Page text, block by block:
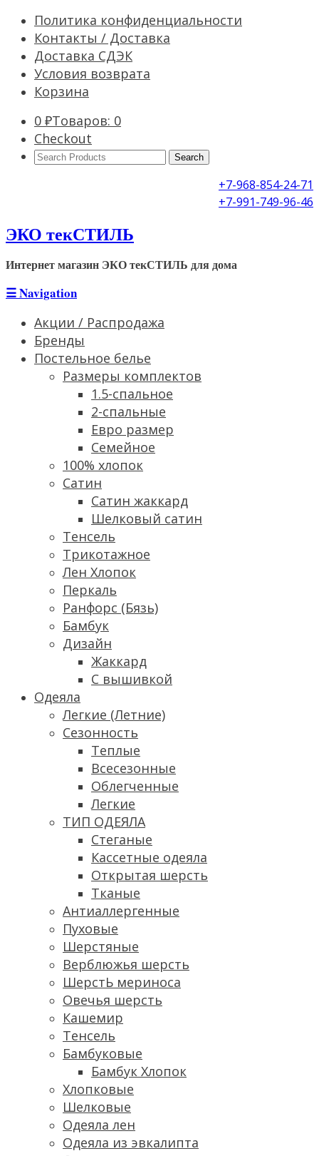
Политика конфиденциальности
Контакты / Доставка
Доставка СДЭК
Условия возврата
Корзина
0 ₽Товаров: 0
Checkout
Search
+7-968-854-24-71
+7-991-749-96-46
ЭКО текСТИЛЬ
Интернет магазин ЭКО текСТИЛЬ для дома
☰Navigation
Акции / Распродажа
Бренды
Постельное белье
Размеры комплектов
1.5-спальное
2-спальные
Евро размер
Семейное
100% хлопок
Сатин
Cатин жаккард
Шелковый сатин
Тенсель
Трикотажное
Лен Хлопок
Перкаль
Ранфорс (Бязь)
Бамбук
Дизайн
Жаккард
С вышивкой
Одеяла
Легкие (Летние)
Сезонность
Теплые
Всесезонные
Облегченные
Легкие
ТИП ОДЕЯЛА
Стеганые
Кассетные одеяла
Открытая шерсть
Тканые
Антиаллергенные
Пуховые
Шерстяные
Верблюжья шерсть
ШерстЬ мериноса
Овечья шерсть
Кашемир
Тенсель
Бамбуковые
Бамбук Хлопок
Хлопковые
Шелковые
Одеяла лен
Одеяла из эвкалипта